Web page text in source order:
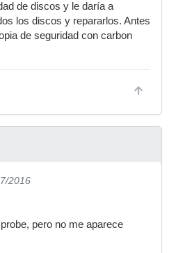
de discos y le daría a
los discos y repararlos. Antes
de seguridad con carbon
2016
pero no me aparece